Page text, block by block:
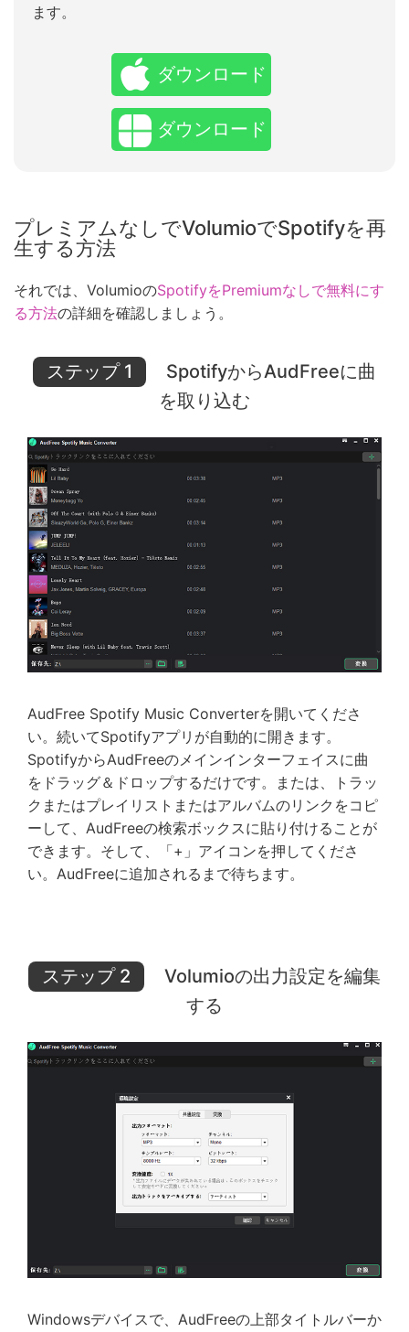
ます。
ダウンロード
ダウンロード
プレミアムなしでVolumioでSpotifyを再
生する方法
それでは、VolumioのSpotifyをPremiumなしで無料にす
る方法の詳細を確認しましょう。
ステップ 1
SpotifyからAudFreeに曲
を取り込む
AudFree Spotify Music Converterを開いてくださ
い。続いてSpotifyアプリが自動的に開きます。
SpotifyからAudFreeのメインインターフェイスに曲
をドラッグ＆ドロップするだけです。または、トラッ
クまたはプレイリストまたはアルバムのリンクをコピ
ーして、AudFreeの検索ボックスに貼り付けることが
できます。そして、「+」アイコンを押してくださ
い。AudFreeに追加されるまで待ちます。
ステップ 2
Volumioの出力設定を編集
する
Windowsデバイスで、AudFreeの上部タイトルバーか